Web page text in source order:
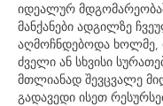
იდეალურ
მანქანები ადგილზე
აღმოჩნდებოდა ხოლმე,
ძველი ან სხვისი
მთლიანად შევცვალე
გადავედი ისეთ